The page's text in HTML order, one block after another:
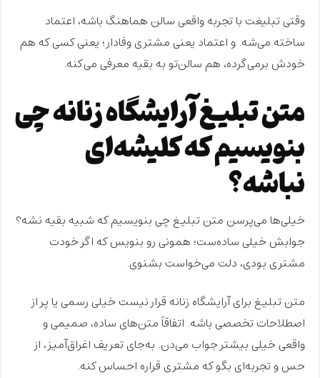
وقتی تبلیغت با تجربه واقعی سالن هماهنگ باشه، اعتماد
ساخته می‌شه. و اعتماد یعنی مشتری وفادار؛ یعنی کسی که هم
خودش برمی‌گرده، هم سالن‌تو به بقیه معرفی می‌کنه.
متن تبلیغ آرایشگاه زنانه چی
بنویسیم که کلیشه‌ای
نباشه؟
خیلی‌ها می‌پرسن متن تبلیغ چی بنویسیم که شبیه بقیه نشه؟
جوابش خیلی ساده‌ست؛ همونی رو بنویس که اگر خودت
مشتری بودی، دلت می‌خواست بشنوی.
متن تبلیغ برای آرایشگاه زنانه قرار نیست خیلی رسمی یا پر از
اصطلاحات تخصصی باشه. اتفاقاً متن‌های ساده، صمیمی و
واقعی خیلی بیشتر جواب می‌دن. به‌جای تعریف اغراق‌آمیز، از
حس و تجربه‌ای بگو که مشتری قراره احساس کنه.